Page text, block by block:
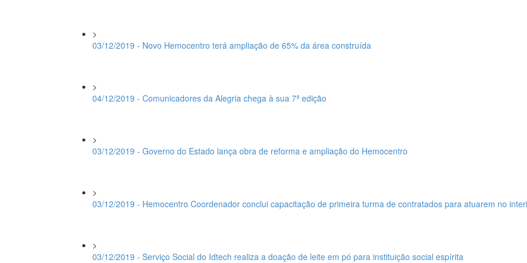
>
03/12/2019 - Novo Hemocentro terá ampliação de 65% da área construída
>
04/12/2019 - Comunicadores da Alegria chega à sua 7ª edição
>
03/12/2019 - Governo do Estado lança obra de reforma e ampliação do Hemocentro
>
03/12/2019 - Hemocentro Coordenador conclui capacitação de primeira turma de contratados para atuarem no
>
03/12/2019 - Serviço Social do Idtech realiza a doação de leite em pó para instituição social espírita